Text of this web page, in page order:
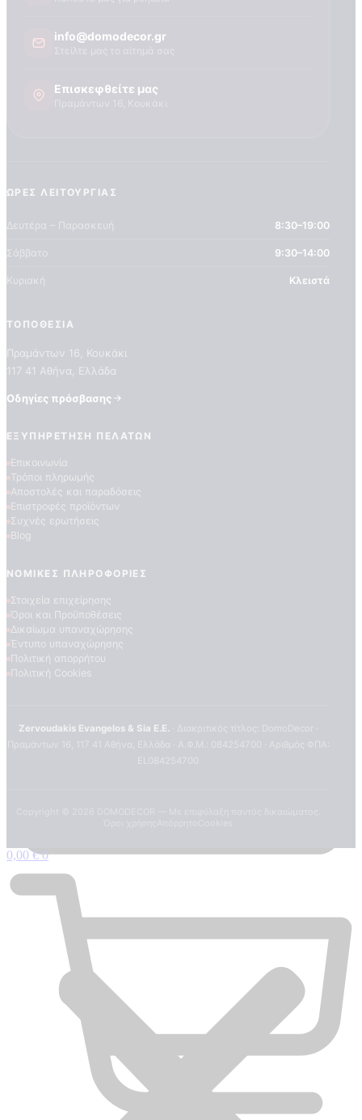
ΠΟΙΟΤΗΤΕΣ ΤΑΠΕΤΣΑΡΙΩΝ
info@domodecor.gr
Επισκεφθείτε μας
ΏΡΕΣ ΛΕΙΤΟΥΡΓΊΑΣ
Δευτέρα – Παρασκευή 8:30–19:00
Σάββατο 9:30–14:00
Κυριακή Κλειστά
ΤΟΠΟΘΕΣΊΑ
Πραμάντων 16, Κουκάκι
117 41 Αθήνα, Ελλάδα
Οδηγίες πρόσβασης
ΕΞΥΠΗΡΈΤΗΣΗ ΠΕΛΑΤΏΝ
Επικοινωνία
Τρόποι πληρωμής
Αποστολές και παραδόσεις
Επιστροφές προϊόντων
Συχνές ερωτήσεις
Blog
ΝΟΜΙΚΈΣ ΠΛΗΡΟΦΟΡΊΕΣ
Στοιχεία επιχείρησης
Όροι και Προϋποθέσεις
Δικαίωμα υπαναχώρησης
Έντυπο υπαναχώρησης
Πολιτική απορρήτου
Πολιτική Cookies
Zervoudakis Evangelos & Sia E.E.
0,00€ 0